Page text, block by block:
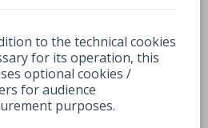
/ Observatoire
to the technical cookies
for its operation, this
optional cookies /
for audience
purposes.